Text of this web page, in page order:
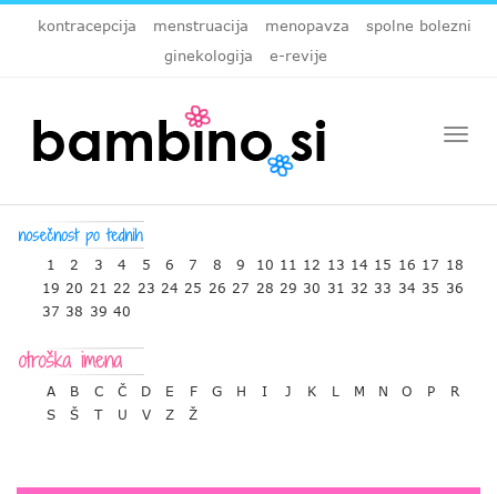
kontracepcija menstruacija menopavza
spolne bolezni
ginekologija
e-revije
1 2 3 4 5 6 7 8 9 10 11 12 13 14 15 16 17 18
19 20 21 22 23 24 25 26 27 28 29 30 31 32 33 34 35 36
37 38 39 40
A B C Č D E F G H I J K L M N O P
R
S
Š T U V Z Ž